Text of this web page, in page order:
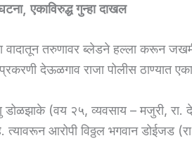
एकाविरुद्ध गुन्हा दाखल
वादातून तरुणावर ब्लेडने हल्ला करून
देऊळगाव राजा पोलीस ठाण्यात एका
डोळझाके (वय २५, व्यवसाय – मजुरी, रा.
त्यावरून आरोपी विठ्ठल भगवान डोईजड